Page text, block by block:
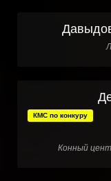
КМС по конкуру
Конный